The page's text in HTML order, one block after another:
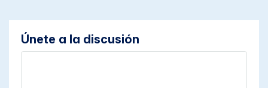
Únete a la discusión